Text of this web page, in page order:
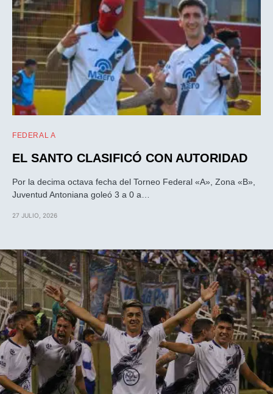
FEDERAL A
EL SANTO CLASIFICÓ CON AUTORIDAD
Por la decima octava fecha del Torneo Federal «A», Zona «B»,
Juventud Antoniana goleó 3 a 0 a…
27 JULIO, 2026